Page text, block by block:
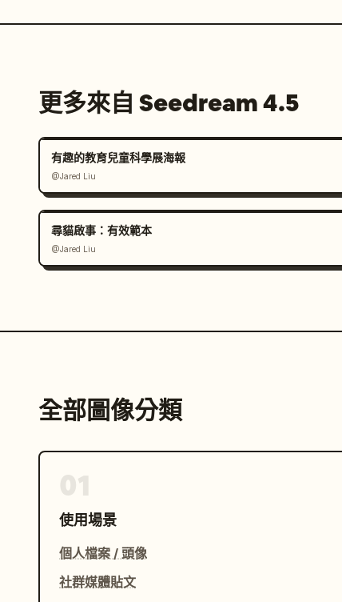
更多來自 Seedream 4.5
有趣的教育兒童科學展海報
@Jared Liu
尋貓啟事：有效範本
@Jared Liu
全部圖像分類
使用場景
個人檔案 / 頭像
社群媒體貼文